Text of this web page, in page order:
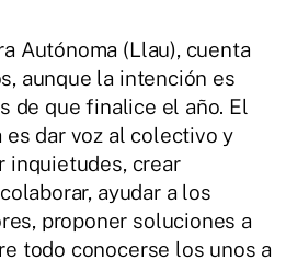
Autónoma (Llau), cuenta
aunque la intención es
de que finalice el año. El
dar voz al colectivo y
inquietudes, crear
ayudar a los
proponer soluciones a
todo conocerse los unos a